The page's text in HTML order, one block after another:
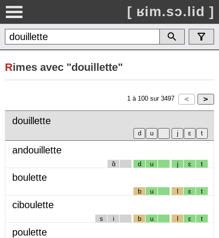
[ ʁim.sɔ.lid ]
Rimes avec "douillette"
1 à 100 sur 3497
douillette
andouillette
ɑ̃ d u j ɛ t
boulette
b u l ɛ t
ciboulette
s i b u l ɛ t
poulette